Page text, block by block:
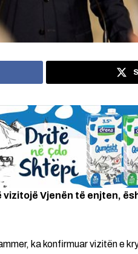
vizitojë Vjenën të enjten,
ka konfirmuar vizitën e